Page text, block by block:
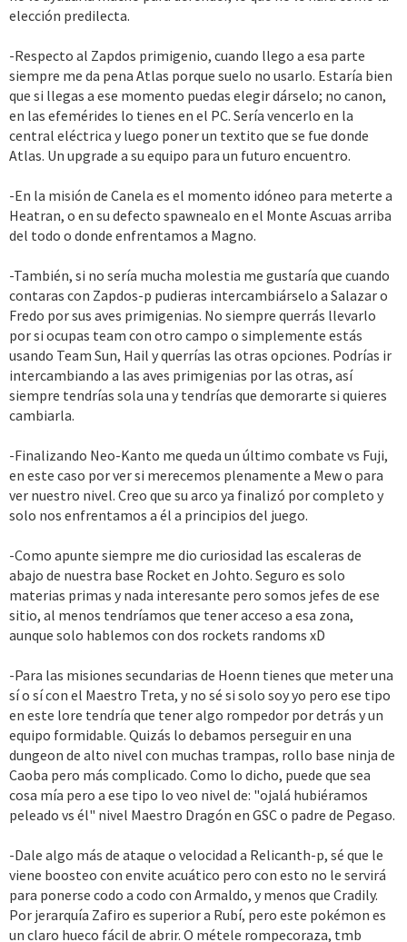
elección predilecta.
-Respecto al Zapdos primigenio, cuando llego a esa parte
siempre me da pena Atlas porque suelo no usarlo. Estaría bien
que si llegas a ese momento puedas elegir dárselo; no canon,
en las efemérides lo tienes en el PC. Sería vencerlo en la
central eléctrica y luego poner un textito que se fue donde
Atlas. Un upgrade a su equipo para un futuro encuentro.
-En la misión de Canela es el momento idóneo para meterte a
Heatran, o en su defecto spawnealo en el Monte Ascuas arriba
del todo o donde enfrentamos a Magno.
-También, si no sería mucha molestia me gustaría que cuando
contaras con Zapdos-p pudieras intercambiárselo a Salazar o
Fredo por sus aves primigenias. No siempre querrás llevarlo
por si ocupas team con otro campo o simplemente estás
usando Team Sun, Hail y querrías las otras opciones. Podrías ir
intercambiando a las aves primigenias por las otras, así
siempre tendrías sola una y tendrías que demorarte si quieres
cambiarla.
-Finalizando Neo-Kanto me queda un último combate vs Fuji,
en este caso por ver si merecemos plenamente a Mew o para
ver nuestro nivel. Creo que su arco ya finalizó por completo y
solo nos enfrentamos a él a principios del juego.
-Como apunte siempre me dio curiosidad las escaleras de
abajo de nuestra base Rocket en Johto. Seguro es solo
materias primas y nada interesante pero somos jefes de ese
sitio, al menos tendríamos que tener acceso a esa zona,
aunque solo hablemos con dos rockets randoms xD
-Para las misiones secundarias de Hoenn tienes que meter una
sí o sí con el Maestro Treta, y no sé si solo soy yo pero ese tipo
en este lore tendría que tener algo rompedor por detrás y un
equipo formidable. Quizás lo debamos perseguir en una
dungeon de alto nivel con muchas trampas, rollo base ninja de
Caoba pero más complicado. Como lo dicho, puede que sea
cosa mía pero a ese tipo lo veo nivel de: "ojalá hubiéramos
peleado vs él" nivel Maestro Dragón en GSC o padre de Pegaso.
-Dale algo más de ataque o velocidad a Relicanth-p, sé que le
viene boosteo con envite acuático pero con esto no le servirá
para ponerse codo a codo con Armaldo, y menos que Cradily.
Por jerarquía Zafiro es superior a Rubí, pero este pokémon es
un claro hueco fácil de abrir. O métele rompecoraza, tmb